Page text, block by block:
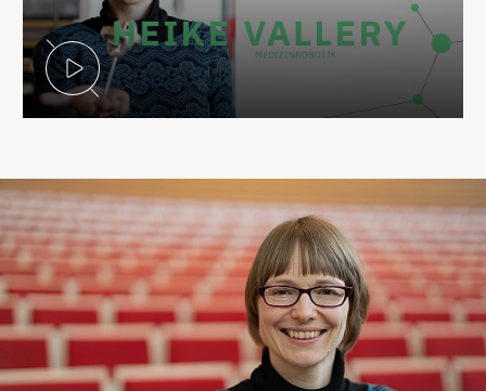
Video abspielen